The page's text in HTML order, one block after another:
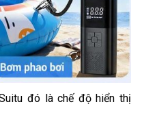
đó là chế độ hiển thị